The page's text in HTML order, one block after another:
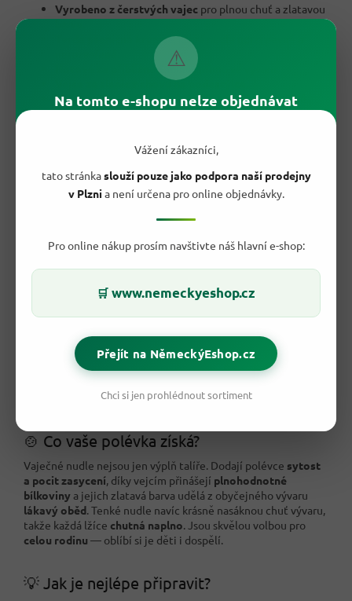
⚠
Na tomto e-shopu nelze objednávat
Vážení zákazníci,
tato stránkaslouží pouze jako podpora naší prodejny
v Plznia není určena pro online objednávky.
Pro online nákup prosím navštivte náš hlavní e-shop:
🛒 www.nemeckyeshop.cz
Přejít na NěmeckýEshop.cz
Chci si jen prohlédnout sortiment
Vyrobeno z čerstvých vajec pro plnou chuť a zlatavou
barvu.
Tvrdá pšeničná krupice, která nudle udrží pevné a
Hotové za přibližně 5 minutpřímo ve vývaru.
Vejce ze slepic z chovu na podestýlce
Univerzální zavářkado kuřecí, hovězí i zeleninové
polévky.
Chuť domácích nudlí
bez zdlouhavé přípravy těsta.
Originál dovezený z Německav oblíbené kvalitě.
🍲 Co vaše polévka získá?
Vaječné nudle nejsou jen výplň talíře. Dodají polévce sytost
a pocit zasycení, díky vejcím přinášejí plnohodnotné
bílkoviny a jejich zlatavá barva udělá z obyčejného vývaru
lákavý oběd. Tenké nudle navíc krásně nasáknou chuť vývaru,
takže každá lžíce chutná naplno. Jsou skvělou volbou pro
celou rodinu — oblíbí si je děti i dospělí.
💡 Jak je nejlépe připravit?